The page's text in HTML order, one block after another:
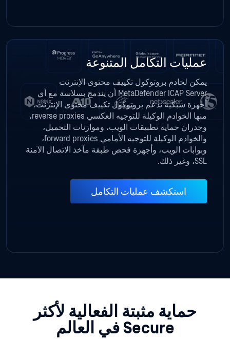
عمليات التكامل المتنوعة
يمكن لخادم بروتوكول تكييف محتوى الإنترنت
MetaDefender ICAP Server أن يندمج بسلاسة مع أي
أجهزة شبكية تدعم بروتوكول تكييف محتوى الإنترنت،
منها الخوادم الوكيلة للتوجيه العكسي reverse proxies،
وجدران حماية تطبيقات الويب، وموازنات التحميل،
والخوادم الوكيلة للتوجيه الأمامي forward proxies،
وبوابات الويب، وأجهزة فحص طبقة مآخذ الاتصال الآمنة
SSL، وغير ذلك.
استكشف عمليات التكامل
حماية مثبتة الفعالية لأكثر
Secure في العالم